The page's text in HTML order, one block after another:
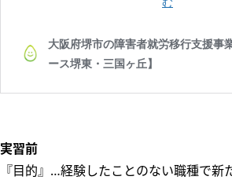
実習前
『目的』…経験したことのない職種で新